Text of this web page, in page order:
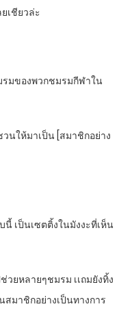
เชียวล่ะ
รมของพวกชมรมกีฬาใน
นให้มาเป็น​ [สมาชิก​อย่าง
เป็นเซตติ้งในมังงะที่เห็น
วยหลายๆชมรม​ เเถมยังทิ้ง
มาชิกอย่างเป็นทางการ